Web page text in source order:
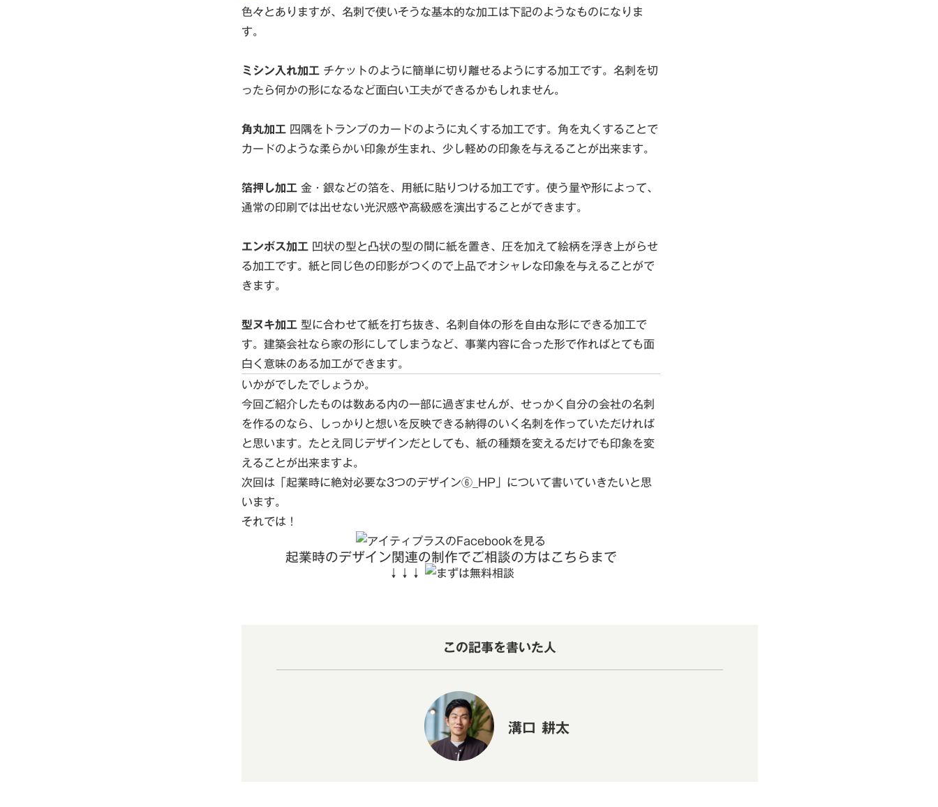
色々とありますが、名刺で使いそうな基本的な加工は下記のようなものになりま
す。
ミシン入れ加工チケットのように簡単に切り離せるようにする加工です。名刺を切
ったら何かの形になるなど面白い工夫ができるかもしれません。
角丸加工四隅をトランプのカードのように丸くする加工です。角を丸くすることで
カードのような柔らかい印象が生まれ、少し軽めの印象を与えることが出来ます。
箔押し加工金・銀などの箔を、用紙に貼りつける加工です。使う量や形によって、
通常の印刷では出せない光沢感や高級感を演出することができます。
エンボス加工凹状の型と凸状の型の間に紙を置き、圧を加えて絵柄を浮き上がらせ
る加工です。紙と同じ色の印影がつくので上品でオシャレな印象を与えることがで
きます。
型ヌキ加工型に合わせて紙を打ち抜き、名刺自体の形を自由な形にできる加工で
す。建築会社なら家の形にしてしまうなど、事業内容に合った形で作ればとても面
白く意味のある加工ができます。
いかがでしたでしょうか。
今回ご紹介したものは数ある内の一部に過ぎませんが、せっかく自分の会社の名刺
を作るのなら、しっかりと想いを反映できる納得のいく名刺を作っていただければ
と思います。たとえ同じデザインだとしても、紙の種類を変えるだけでも印象を変
えることが出来ますよ。
次回は「起業時に絶対必要な3つのデザイン⑥_HP」について書いていきたいと思
います。
それでは！
起業時のデザイン関連の制作でご相談の方はこちらまで
↓↓↓
この記事を書いた人
溝口 耕太